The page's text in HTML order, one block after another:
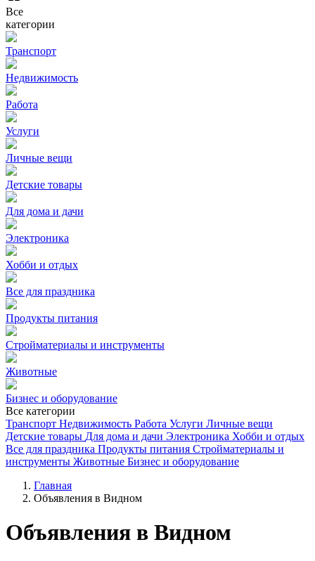
Все
категории
Транспорт
Недвижимость
Работа
Услуги
Личные вещи
Детские товары
Для дома и дачи
Электроника
Хобби и отдых
Все для праздника
Продукты питания
Стройматериалы и инструменты
Животные
Бизнес и оборудование
Все категории
Транспорт Недвижимость Работа Услуги Личные вещи
Детские товары Для дома и дачи Электроника Хобби и отдых
Все для праздника Продукты питания Стройматериалы и
инструменты Животные Бизнес и оборудование
Главная
Объявления в Видном
Объявления в Видном